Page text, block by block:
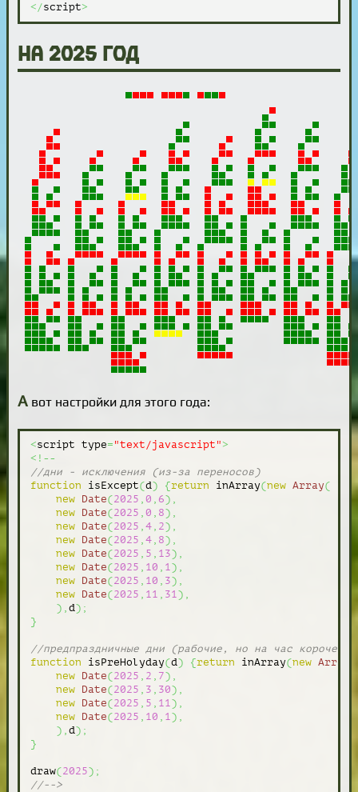
</script>
на 2025 год
А вот настройки для этого года:
<script type= "text/javascript" >
<!--
//дни - исключения (из-за переносов)
function isExcept(d) {return inArray(new Array(
new
Date(2025 , 0 , 6) ,
new
Date(2025 , 0 , 8) ,
new
Date(2025 , 4, 2) ,
new
Date(2025 , 4, 8) ,
new
Date(2025 , 5 , 13) ,
new
Date(2025 , 10 , 1) ,
new
Date(2025 , 10 , 3) ,
new
Date(2025 , 11 , 31) ,
) , d) ;
}
//предпраздничные дни (рабочие, но на час короче)
function isPreHolyday(d) {return inArray(new Array
new
Date(2025 , 2 , 7) ,
new
Date(2025 , 3 , 30) ,
new
Date(2025 , 5 , 11) ,
new
Date(2025 , 10 , 1) ,
) , d) ;
}
draw(2025) ;
//-->